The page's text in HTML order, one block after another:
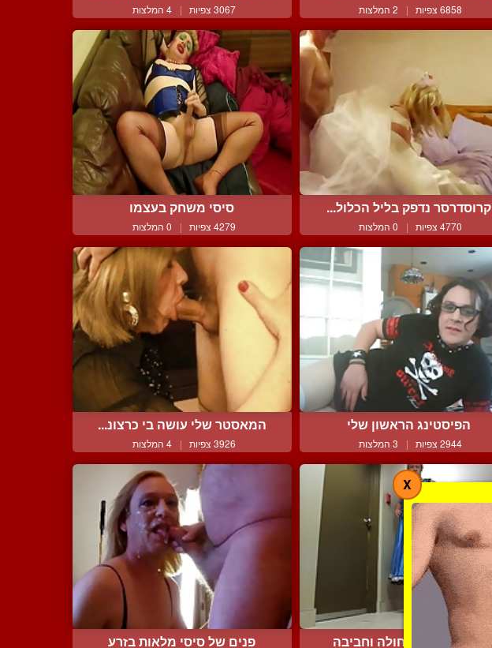
6858 צפיות | 2 המלצות 3067 צפיות | 4 המלצות
קרוסדרסר נדפק בליל הכלול...
4770 צפיות | 0 המלצות
סיסי משחק בעצמו
4279 צפיות | 0 המלצות
הפיסטינג הראשון שלי
2944 צפיות | 3 המלצות
המאסטר שלי עושה בי כרצונ...
3926 צפיות | 4 המלצות
שמלת סאטן כחולה וחביבה פנים של סיסי מלאות בזרע
X